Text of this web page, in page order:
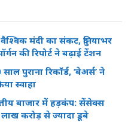
वैश्विक मंदी का संकट, दुनियाभर
की रिपोर्ट ने बढ़ाई टेंशन
पुराना रिकॉर्ड, ‘बेअर्स’ ने
स्वाहा
बाजार में हड़कंप: सेंसेक्स
करोड़ से ज्यादा डूबे